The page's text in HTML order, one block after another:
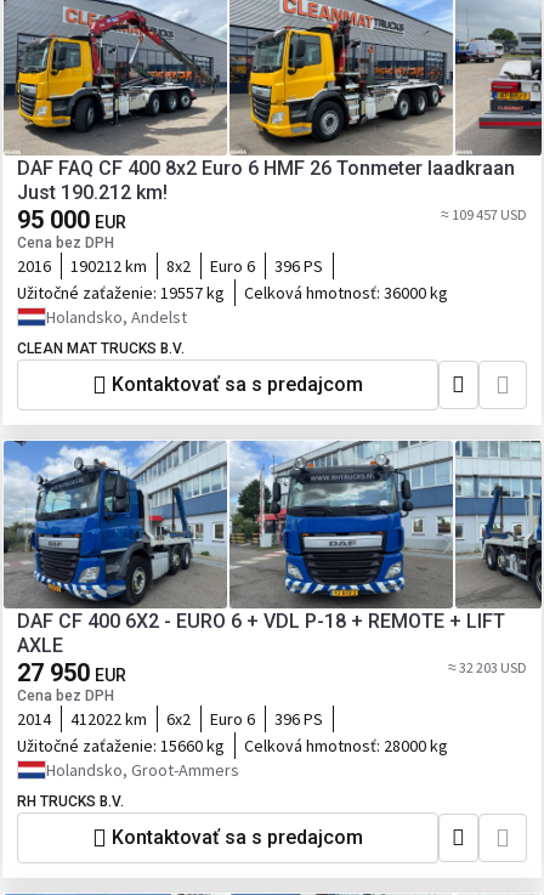
DAF FAQ CF 400 8x2 Euro 6 HMF 26 Tonmeter laadkraan
Just 190.212 km!
95 000 EUR
Cena bez DPH
≈ 109 457 USD
2016 190212 km 8x2 Euro 6
396 PS
Užitočné zaťaženie: 19557 kg Celková hmotnosť: 36000 kg
Holandsko, Andelst
CLEAN MAT TRUCKS B.V.
Kontaktovať sa s predajcom
DAF CF 400 6X2 - EURO 6 + VDL P-18 + REMOTE + LIFT
AXLE
27 950 EUR
Cena bez DPH
≈ 32 203 USD
2014 412022 km 6x2 Euro 6
396 PS
Užitočné zaťaženie: 15660 kg Celková hmotnosť: 28000 kg
Holandsko, Groot-Ammers
RH TRUCKS B.V.
Kontaktovať sa s predajcom